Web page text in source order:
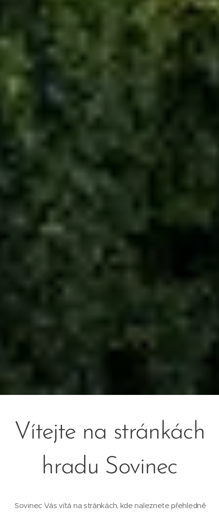
Vítejte na stránkách
hradu Sovinec
Sovinec Vás vítá na stránkách, kde naleznete přehledně